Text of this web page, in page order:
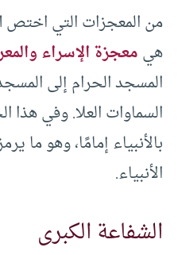
من المعجزات التي اختص
هيمعجزة الإسراء
المسجد الحرام إلى
السماوات العلا. وفي
بالأنبياء إمامًا، وهو ما
الأنبياء.
الشفاعة الكبرى